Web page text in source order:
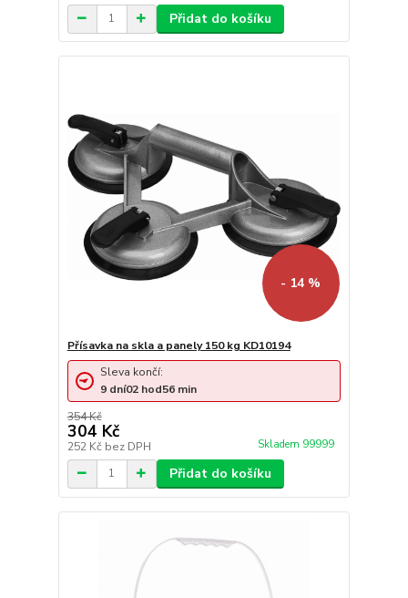
Přidat do košíku
- 14 %
Přísavka na skla a panely 150 kg KD10194
354 Kč
304 Kč
252 Kč bez DPH Skladem 99999
Sleva končí:
9 dní02 hod56 min
Přidat do košíku